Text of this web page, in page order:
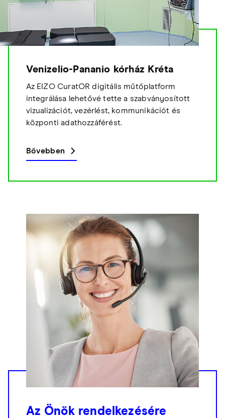
Venizelio-Pananio kórház Kréta
Az EIZO CuratOR digitális műtőplatform
integrálása lehetővé tette a szabványosított
vizualizációt, vezérlést, kommunikációt és
központi adathozzáférést.
Bővebben
Az Önök rendelkezésére